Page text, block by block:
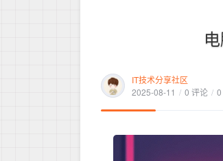
IT技术分享社区
2025-08-11 / 0 评论 /